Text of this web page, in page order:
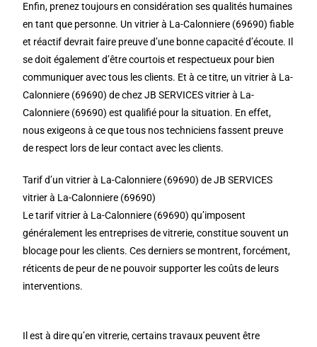
Enfin, prenez toujours en considération ses qualités humaines
en tant que personne. Un vitrier à La-Calonniere (69690) fiable
et réactif devrait faire preuve d’une bonne capacité d’écoute. Il
se doit également d’être courtois et respectueux pour bien
communiquer avec tous les clients. Et à ce titre, un vitrier à La-
Calonniere (69690) de chez JB SERVICES vitrier à La-
Calonniere (69690) est qualifié pour la situation. En effet,
nous exigeons à ce que tous nos techniciens fassent preuve
de respect lors de leur contact avec les clients.
Tarif d’un vitrier à La-Calonniere (69690) de JB SERVICES
vitrier à La-Calonniere (69690)
Le tarif vitrier à La-Calonniere (69690) qu’imposent
généralement les entreprises de vitrerie, constitue souvent un
blocage pour les clients. Ces derniers se montrent, forcément,
réticents de peur de ne pouvoir supporter les coûts de leurs
interventions.
Il est à dire qu’en vitrerie, certains travaux peuvent être